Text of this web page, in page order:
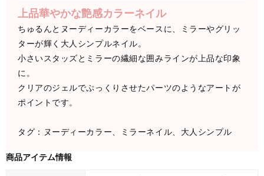
上品華やかな艶感カラーネイル
ちゅるんとヌーディーカラーをベースに、ミラーやグリッ
ターが輝く大人シンプルネイル。
小さいスタッズとミラーの繊細な囲みラインが上品な印象
に。
クリアのジェルでぷっくりさせたパーツのようなアートが
ポイントです。
タグ：ヌーディーカラー、ミラーネイル、大人シンプル
商品アイテム情報